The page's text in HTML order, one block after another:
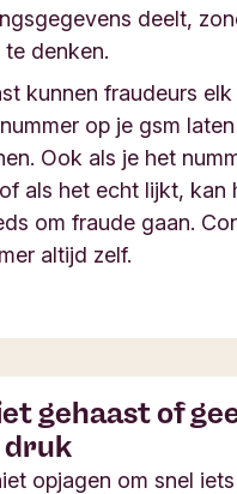
deelt,
denken.
kunnen fraudeurs elk
op je gsm laten
Ook als je het
als het echt lijkt, kan
om fraude gaan.
altijd zelf.
gehaast of
druk
opjagen om snel